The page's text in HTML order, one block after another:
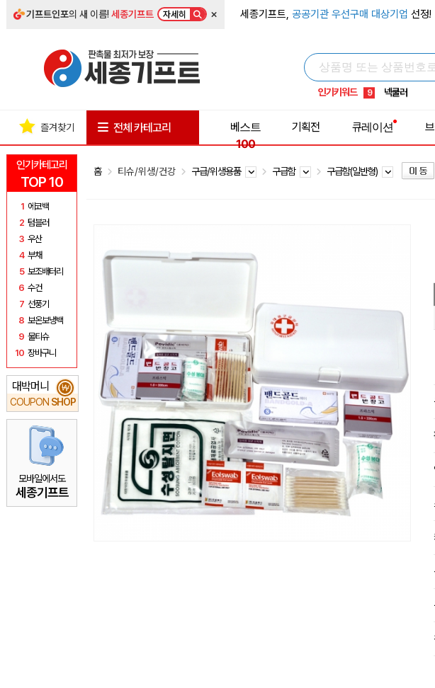
기프트인포의 새 이름!세종기프트 자세히 × 세종기프트, 공공기관 우선구매 대상기업 선정!
인기키워드
5 키캡
8 쿨토시
9 넥쿨러
1 선풍기
인기카테고리
TOP 10
1 에코백
2 텀블러
3 우산
4 부채
5 보조배터리
6 수건
7 선풍기
8 보온보냉백
9 물티슈
10 장바구니
대박머니
COUPON SHOP
₩
모바일에서도
세종기프트
즐겨찾기 전체 카테고리
베스트
100
기획전 큐레이션
홈 티슈/위생/건강 구급/위생용품 구급함 구급함(일반형)